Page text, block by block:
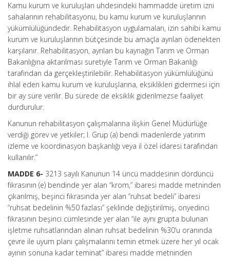
Kamu kurum ve kuruluşları uhdesindeki hammadde üretim izni
sahalarının rehabilitasyonu, bu kamu kurum ve kuruluşlarının
yükümlülüğündedir. Rehabilitasyon uygulamaları, izin sahibi kamu
kurum ve kuruluşlarının bütçesinde bu amaçla ayrılan ödenekten
karşılanır. Rehabilitasyon, ayrılan bu kaynağın Tarım ve Orman
Bakanlığına aktarılması suretiyle Tarım ve Orman Bakanlığı
tarafından da gerçekleştirilebilir. Rehabilitasyon yükümlülüğünü
ihlal eden kamu kurum ve kuruluşlarına, eksiklikleri gidermesi için
bir ay süre verilir. Bu sürede de eksiklik giderilmezse faaliyet
durdurulur.
Kanunun rehabilitasyon çalışmalarına ilişkin Genel Müdürlüğe
verdiği görev ve yetkiler; I. Grup (a) bendi madenlerde yatırım
izleme ve koordinasyon başkanlığı veya il özel idaresi tarafından
kullanılır.”
MADDE 6- 3213 sayılı Kanunun 14 üncü maddesinin dördüncü
fıkrasının (e) bendinde yer alan “krom,” ibaresi madde metninden
çıkarılmış, beşinci fıkrasında yer alan “ruhsat bedeli” ibaresi
“ruhsat bedelinin %50 fazlası” şeklinde değiştirilmiş, onyedinci
fıkrasının beşinci cümlesinde yer alan “ile aynı grupta bulunan
işletme ruhsatlarından alınan ruhsat bedelinin %30’u oranında
çevre ile uyum planı çalışmalarını temin etmek üzere her yıl ocak
ayının sonuna kadar teminat” ibaresi madde metninden